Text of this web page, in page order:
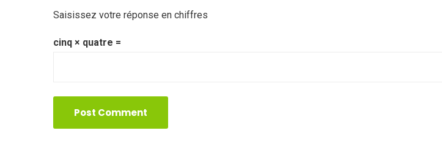
Saisissez votre réponse en chiffres
cinq × quatre =